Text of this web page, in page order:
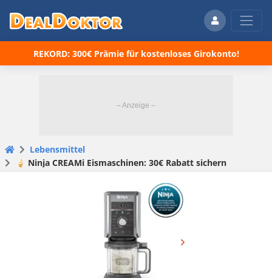
REKORD: 300€ Prämie für kostenloses Girokonto!
Lebensmittel
🍦 Ninja CREAMi Eismaschinen: 30€ Rabatt sichern